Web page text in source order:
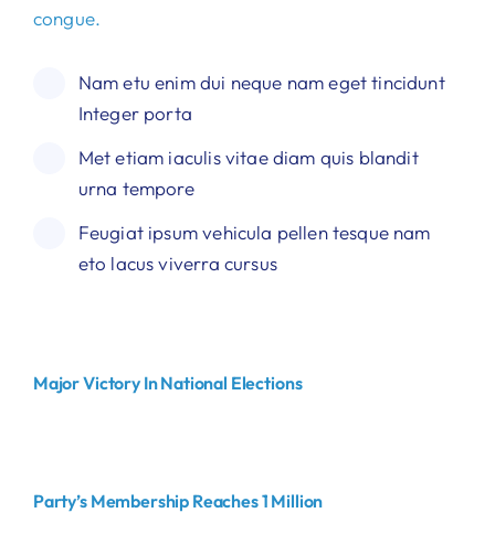
congue.
Nam etu enim dui neque nam eget tincidunt
Integer porta
Met etiam iaculis vitae diam quis blandit
urna tempore
Feugiat ipsum vehicula pellen tesque nam
eto lacus viverra cursus
Major Victory In National Elections
Party’s Membership Reaches 1 Million